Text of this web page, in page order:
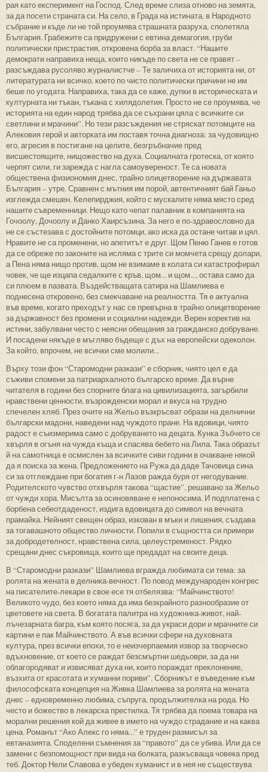
рая като експеримент на Господ. След време слиза отново на земята,
за да посети страната си. На село, в Града на истината, в Народното
събрание и къде ли не той проумява страшната разруха, сполетяла
България. Грабежите са придружени с евтина демагогия, груби
политически пристрастия, откровена борба за власт. “Нашите
демократи направиха неща, които никъде по света не се правят –
разсъждава русоляво журналистче – Те заличиха от историята ни, от
литературата ни всичко, което по чисто политически причини не им
беше по угодата. Направиха, така да се каже, дупки в историческата и
културната ни тъкан, тъкана с хилядолетия. Просто не се проумява, че
историята на един народ трябва да се съхрани цяла с всичките си
светлини и мрачини”. Но тези разсъждения не стряскат потомците на
Алековия герой и авторката им поставя точна диагноза: за чудовищно
его, агресия в постигане на целите, безгръбначие пред
висшестоящите, нищожество на духа. Социалната гротеска, от която
черпят сили, ги зарежда с нагла самоувереност. Те са новата
обществена физиономия днес, трайно олицетворение на държавата
България – утре. Сравнен с мътния им порой, автентичният бай Ганьо
изглежда смешен. Келепирджия, който с мускалите няма място сред
нашите съвременници. Нещо като чепат палавник в компанията на
Гочоолу, Дочоолу и Данко Хаирсъзина. За него е по-здравословно да
не се състезава с достойните потомци, ако иска да остане читав и цял.
Нравите не са променени, но апетитът е друг. Щом Пеню Ганев е готов
да се обреже по законите на исляма с трите си момчета срещу долари,
а Пена няма нищо против, щом не взимаме в колата си катастрофирал
човек, че ще изцапа седалките с кръв, щом... и щом..., остава само да
си плюем в пазвата. Въздействащата сатира на Шамлиева е
поднесена откровено, без смекчаване на реалността. Тя е актуална
във време, когато преходът у нас се превърна в трайно олицетворение
за държавност без промени и социални надежди. Верен коректив на
истини, забулвани често с неясни обещания за гражданско добруване.
И посадени някъде в мъгляво бъдеще с дъх на европейски одеколон.
За който, впрочем, не всички сме молили...
Върху този фон “Старомодни разкази” е сборник, чиято цел е да
съживи спомени за патриархалното българско време. Да върне
читателя в години без спорните блага на цивилизацията, загърбили
нравствени ценности, възрожденски морал и вкуса на трудно
спечелен хляб. През очите на Жельо възкръсват образи на делнични
български мадони, наведени над чуждото пране. На вдовици, чиято
радост е съизмерима само с добруването на децата. Кунка Зъбчето се
хвърля в огъня на чужда къща и спасява бебето на Лила. Така образът
й на самотница е осмислен за всичките сиви години в очакване някой
да я поиска за жена. Предложението на Ружа да даде Тачовица сина
си за отглеждане при богатия г-н Лазов ражда буря от негодувание.
Родителското чувство отхвърля такова “щастие”, решавано за Жельо
от чужди хора. Мисълта за осиновяване е непоносима. И подплатена с
борбена себеотдаденост, издига вдовицата до символ на вечната
прамайка. Нейният свещен образ, изкован в мъки и лишения, създава
за тогавашното общество личности. Попили в същността си примери
за добродетелност, нравствена сила, целеустременост. Рядко
срещани днес съкровища, които ще предадат на своите деца.
В “Старомодни разкази” Шамлиева вгражда любимата си тема: за
ролята на жената в делника-вечност. По повод международен конгрес
на писателите-лекари в свое есе тя отбелязва: “Майчинството!
Великото чудо, без което няма да има безкрайното разнообразие от
цветовете на света. В богатата палитра на художника-живот, най-
лъчезарната багра, към която посяга, за да украси дори и мрачните си
картини е пак Майчинството. А във всички сфери на духовната
култура, през всички епохи, то е неизчерпаемия извор за творческо
вдъхновение, от което се раждат безсмъртни шедьоври, за да ни
облагородяват и извисяват духа ни, които пораждат преклонение,
възхита от красотата и хуманни пориви”. Сборникът е въведение към
философската концепция на Живка Шамлиева за ролята на жената
днес – едновременно любима, съпруга, продължителка на рода. Но
често и божество в лекарска престилка. Тя трябва да поема товара на
морални решения кой да живее в името на чуждо страдание и на каква
цена. Романът “Ако Алекс го няма...” е труден размисъл за
евтаназията. Споделени съмнения за “правото” да се убива. Или да се
замени с безпомощност при вида на болката, разкъсваща човека пред
теб. Доктор Нели Славова е убеден хуманист и в нея не съществува